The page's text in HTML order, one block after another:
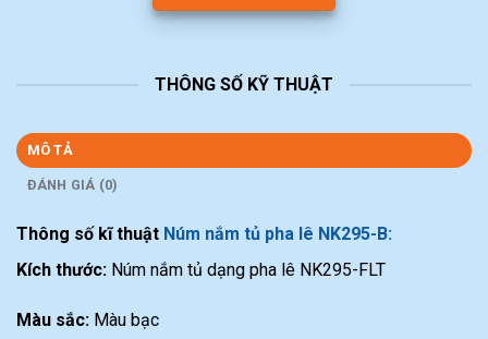
THÔNG SỐ KỸ THUẬT
MÔ TẢ
ĐÁNH GIÁ (0)
Thông số kĩ thuật Núm nắm tủ pha lê NK295-B:
Kích thước: Núm nắm tủ dạng pha lê NK295-FLT
Màu sắc: Màu bạc